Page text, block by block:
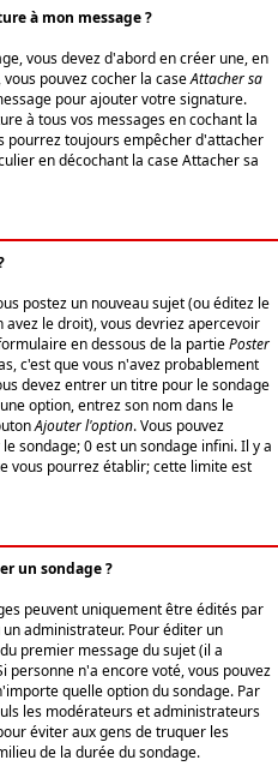
à mon message ?
vous devez d'abord en créer une, en
pouvez cocher la caseAttacher sa
pour ajouter votre signature.
à tous vos messages en cochant la
pourrez toujours empêcher d'attacher
en décochant la case Attacher sa
postez un nouveau sujet (ou éditez le
le droit), vous devriez apercevoir
en dessous de la partiePoster
c'est que vous n'avez probablement
devez entrer un titre pour le sondage
option, entrez son nom dans le
Ajouter l'option. Vous pouvez
sondage; 0 est un sondage infini. Il y a
vous pourrez établir; cette limite est
un sondage ?
peuvent uniquement être édités par
administrateur. Pour éditer un
premier message du sujet (il a
personne n'a encore voté, vous pouvez
quelle option du sondage. Par
les modérateurs et administrateurs
éviter aux gens de truquer les
de la durée du sondage.